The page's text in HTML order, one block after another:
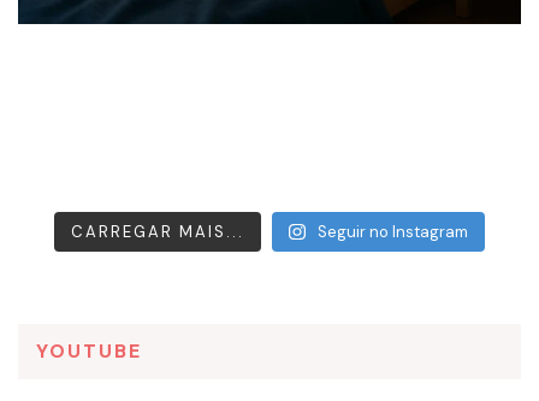
CARREGAR MAIS... Seguir no Instagram
YOUTUBE